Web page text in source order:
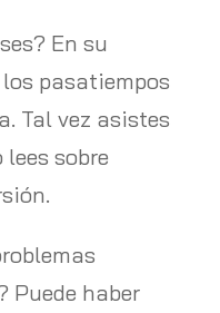
En su
pasatiempos
Tal vez asistes
sobre
Puede haber